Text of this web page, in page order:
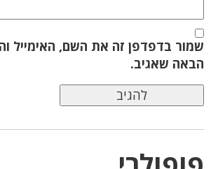
שמור בדפדפן זה את השם, האימייל
הבאה שאגיב.